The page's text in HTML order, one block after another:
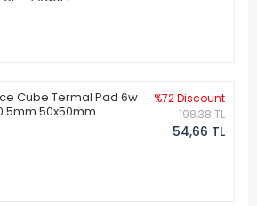
Cube Termal Pad 6w
50x50mm
%72 Discount
198,38 TL
54,66 TL